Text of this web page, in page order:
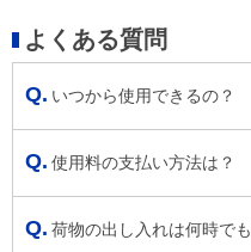
よくある質問
いつから使用できるの？
使用料の支払い方法は？
荷物の出し入れは何時で